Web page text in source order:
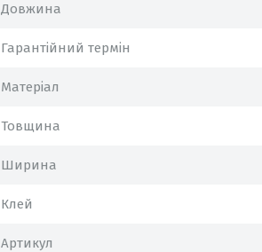
Довжина
Гарантійний термін
Матеріал
Товщина
Ширина
Клей
Артикул